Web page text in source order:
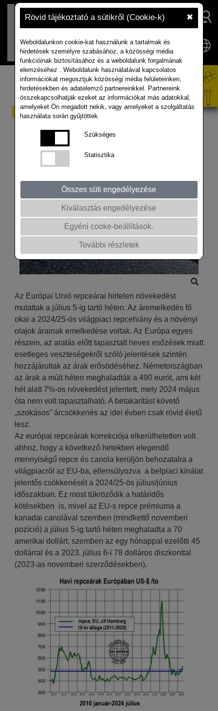
Rövid tájékoztató a sütikről (Cookie-k) ✖
Weboldalunkon cookie-kat használunk a tartalmak és
hirdetések személyre szabásához, a közösségi média
funkcióinak biztosításához és a weboldalunk forgalmának
elemzéséhez . Weboldalunk használatával kapcsolatos
információkat megosztjuk közösségi média felületeinken,
hirdetésekben és adatelemző partnereinkkel. Partnereink
összekapcsolhatják ezeket az információkat más adatokkal,
amelyeket Ön megadott nekik, vagy amelyeket a szolgáltatás
használata során gyűjtöttek.
Szükséges
Statisztika
Összes süti engedélyezése
Kiválasztás engedélyezése
Egyéni cooke-beállítások.
További részletek
Repce és canola piaci
helyzetkép – Július
(2024)
Az Európai Unió repceárai hirtelen növekedést
mutattak a július 5-ig tartó héten. Az áremelkedés fő
okai a 2024/25-ös világpiaci repcehiány és a növényi
olajok árainak emelkedése voltak. Az Európa egyes
részein, az aratás előtt tapasztalt heves esőzések miatt
esetleges veszteségekről szóló jelentések szintén
hozzájárultak az árak erősödéséhez. Németországban
az árak a múlt héten meghaladták a 490 eurót, ami két
hét alatt 7%-os növekedést jelentett, mely 2024 május
óta nem volt tapasztalható. A betakarítást követő
„szokásos” árcsökkenés az idei évben csak rövid életű
lesz.
Az európai repceárak korrekciója elkerülhetetlen volt
ahhoz, hogy a következő hetekben elegendő
mennyiségű repce és canola kerüljön behozatalra a
világpiacról az EU-ba, ellensúlyozva a belpiaci kínálat
jelentős csökkenését a 2024/25-ös július/június
időszakban. Ez most tükröződik a határidős
kötésekben is, mivel az EU-s repce prémiuma a
kanadai canolával szemben (mindkettő novemberi
pozíció) a július 5-ig tartó héten meghaladta a 70
amerikai dollárt, szemben az egy hónappal ezelőtti 45
dollárral és a 2023. július 6-i 78 dolláros diszkonttal
(2023-as novemberi szerződésekben).